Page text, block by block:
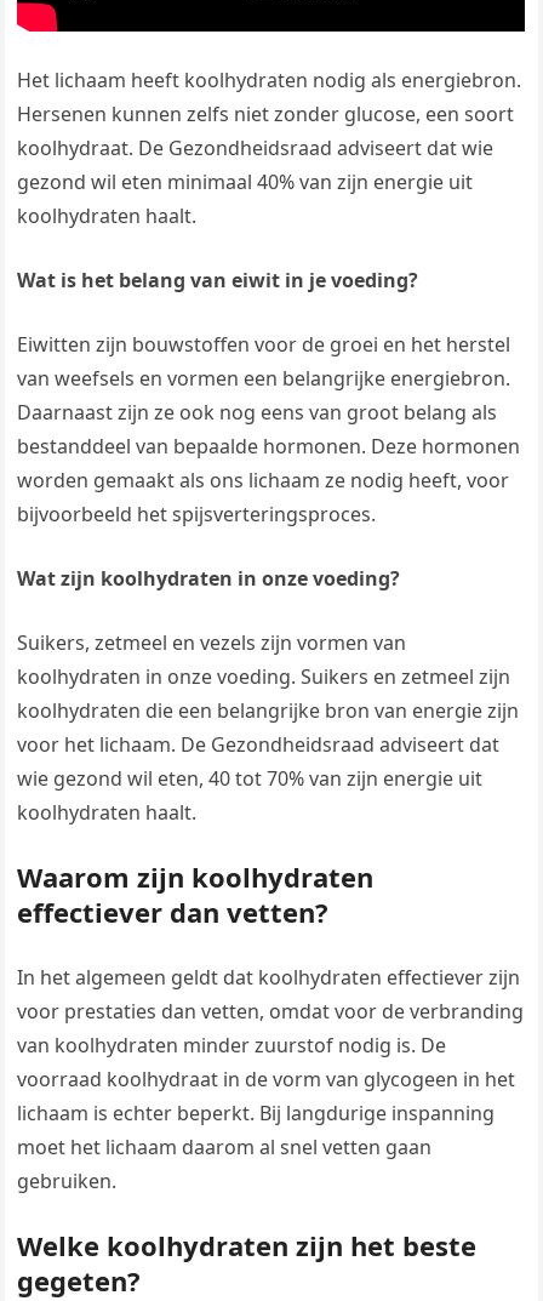
Het lichaam heeft koolhydraten nodig als energiebron.
Hersenen kunnen zelfs niet zonder glucose, een soort
koolhydraat. De Gezondheidsraad adviseert dat wie
gezond wil eten minimaal 40% van zijn energie uit
koolhydraten haalt.
Wat is het belang van eiwit in je voeding?
Eiwitten zijn bouwstoffen voor de groei en het herstel
van weefsels en vormen een belangrijke energiebron.
Daarnaast zijn ze ook nog eens van groot belang als
bestanddeel van bepaalde hormonen. Deze hormonen
worden gemaakt als ons lichaam ze nodig heeft, voor
bijvoorbeeld het spijsverteringsproces.
Wat zijn koolhydraten in onze voeding?
Suikers, zetmeel en vezels zijn vormen van
koolhydraten in onze voeding. Suikers en zetmeel zijn
koolhydraten die een belangrijke bron van energie zijn
voor het lichaam. De Gezondheidsraad adviseert dat
wie gezond wil eten, 40 tot 70% van zijn energie uit
koolhydraten haalt.
Waarom zijn koolhydraten
effectiever dan vetten?
In het algemeen geldt dat koolhydraten effectiever zijn
voor prestaties dan vetten, omdat voor de verbranding
van koolhydraten minder zuurstof nodig is. De
voorraad koolhydraat in de vorm van glycogeen in het
lichaam is echter beperkt. Bij langdurige inspanning
moet het lichaam daarom al snel vetten gaan
gebruiken.
Welke koolhydraten zijn het beste
gegeten?